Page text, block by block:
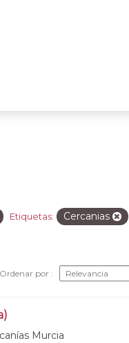
Etiquetas: Cercanias
Ordenar por
Murcia